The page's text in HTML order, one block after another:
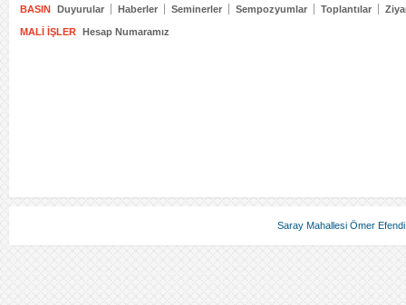
BASIN Duyurular Haberler Seminerler Sempozyumlar Toplantılar
MALI İŞLER Hesap Numaramız
Saray Mahallesi Ömer